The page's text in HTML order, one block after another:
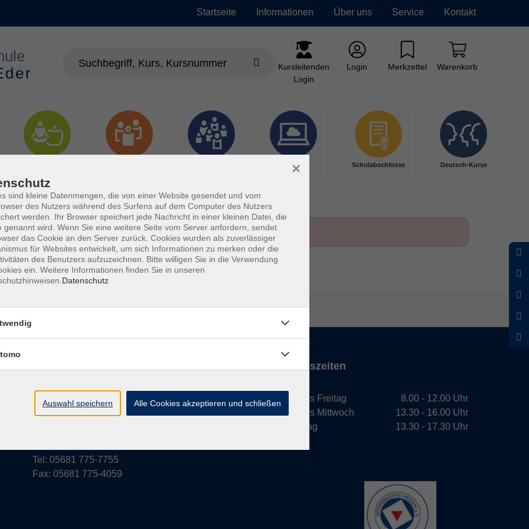
Startseite Informationen Über uns Service Kontakt
Kursleitenden
Login
Login Merkzettel Warenkorb
Digitales
Lernen
Schulabschlüsse Deutsch-Kurse
Barrierefreiheit Widerruf
Parkstraße 6
34576 Homberg (Efze)
Tel: 05681 775-7755
Fax: 05681 775-4059
Öffnungszeiten
Montag bis Freitag
Montag bis Mittwoch
Donnerstag
8.00 - 12.00 Uhr
13.30 - 16.00 Uhr
13.30 - 17.30 Uhr
sind kleine Datenmengen, die von einer Website gesendet und vom
des Nutzers während des Surfens auf dem Computer des Nutzers
werden. Ihr Browser speichert jede Nachricht in einer kleinen Datei, die
genannt wird. Wenn Sie eine weitere Seite vom Server anfordern, sendet
das Cookie an den Server zurück. Cookies wurden als zuverlässiger
für Websites entwickelt, um sich Informationen zu merken oder die
des Benutzers aufzuzeichnen. Bitte willigen Sie in die Verwendung
ein. Weitere Informationen finden Sie in unseren
Datenschutz
×
Auswahl speichern Alle Cookies akzeptieren und schließen